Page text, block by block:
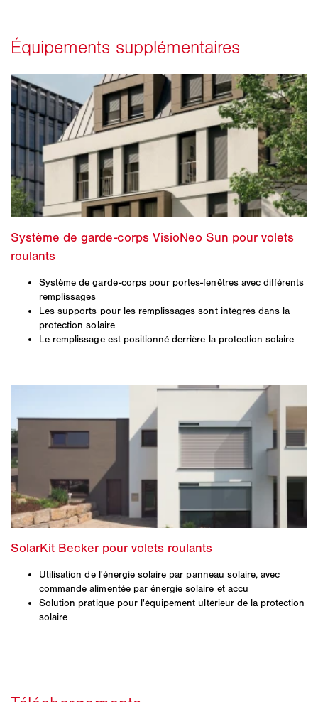
Système de garde-corps pour portes-fenêtres avec différents
remplissages
Les supports pour les remplissages sont intégrés dans la
protection solaire
Le remplissage est positionné derrière la protection solaire
Utilisation de l'énergie solaire par panneau solaire, avec
commande alimentée par énergie solaire et accu
Solution pratique pour l'équipement ultérieur de la protection
solaire